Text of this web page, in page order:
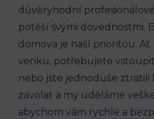
důvěryhodní
⁢potěší⁤ svými dovednostmi.
domova je naší prioritou. Ať
venku, potřebujete
nebo jste jednoduše ztratili
zavolat a my uděláme
abychom‍ vám rychle a